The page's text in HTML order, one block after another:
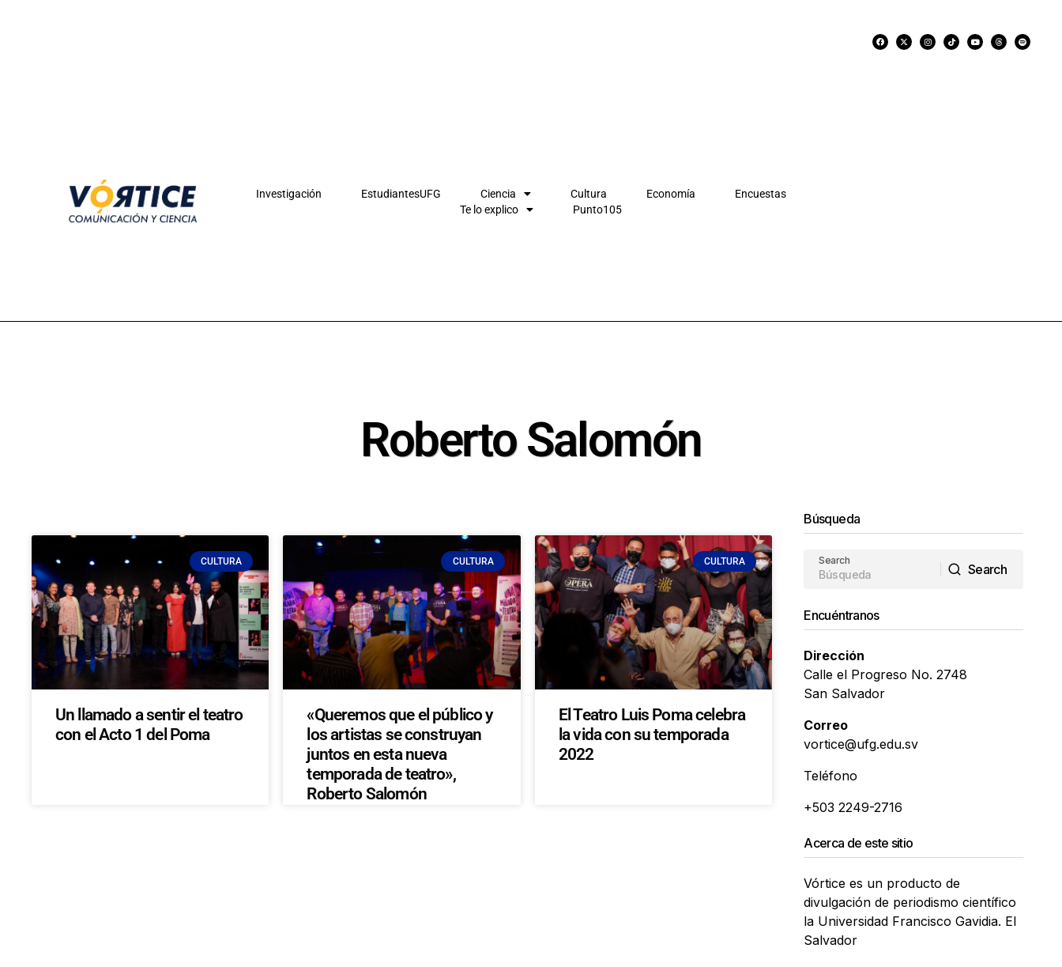
Investigación EstudiantesUFG Ciencia Cultura Economía
Encuestas
Te lo explico
Punto105
Roberto Salomón
CULTURA
Un llamado a sentir el teatro
con el Acto 1 del Poma
CULTURA
«Queremos que el público y
los artistas se construyan
juntos en esta nueva
temporada de teatro»,
Roberto Salomón
CULTURA
El Teatro Luis Poma celebra
la vida con su temporada
2022
Búsqueda
Search
Search
Encuéntranos
Dirección
Calle el Progreso No. 2748
San Salvador
Correo
vortice@ufg.edu.sv
Teléfono
+503 2249-2716
Acerca de este sitio
Vórtice es un producto de
divulgación de periodismo científico
la Universidad Francisco Gavidia. El
Salvador